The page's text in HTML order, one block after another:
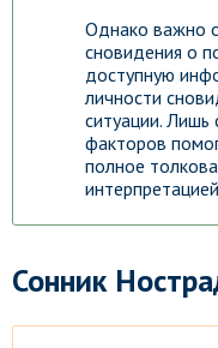
Однако важно
сновидения о
доступную
личности
ситуации. Лишь
факторов
полное
Сонник